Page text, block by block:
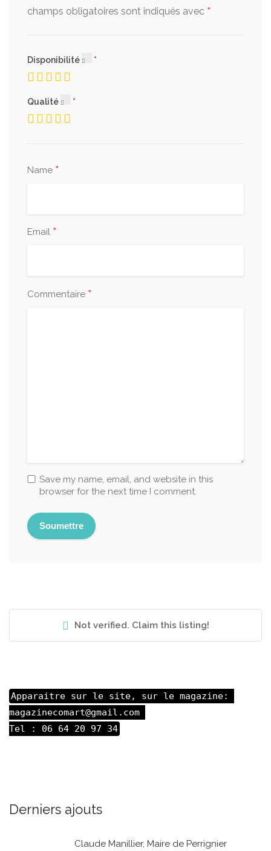
champs obligatoires sont indiqués avec *
Disponibilité
Qualité
Name *
Email *
Commentaire *
Save my name, email, and website in this
browser for the next time I comment.
Not verified. Claim this listing!
Apparaitre sur le site, sur le magazine:
magazinecomart@gmail.com
Tel : 06 64 20 97 34
Derniers ajouts
Claude Manillier, Maire de Perrignier